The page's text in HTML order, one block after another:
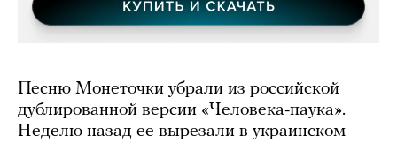
Песню Монеточки убрали из российской
дублированной версии «Человека-паука».
Неделю назад ее вырезали в украинском